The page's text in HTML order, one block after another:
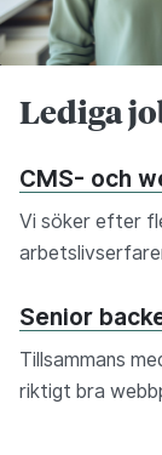
Lediga
CMS- och
Vi söker efter
Senior
Tillsammans
riktigt bra